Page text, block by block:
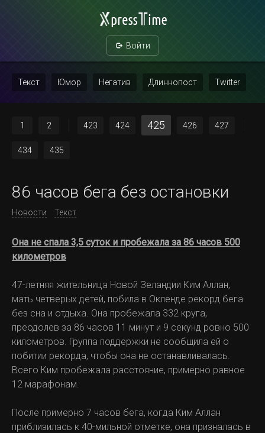
Войти
Текст Юмор Негатив Длиннопост Twitter
1 2 423 424 425 426 427
434 435
86 часов бега без остановки
Новости Текст
Она не спала 3,5 суток и пробежала за 86 часов 500
километров
47-летняя жительница Новой Зеландии Ким Аллан,
мать четверых детей, побила в Окленде рекорд бега
без сна и отдыха. Она пробежала 332 круга,
преодолев за 86 часов 11 минут и 9 секунд ровно 500
километров. Группа поддержки не сообщила ей о
побитии рекорда, чтобы она не останавливалась.
Всего Ким пробежала расстояние, примерно равное
12 марафонам.
После примерно 7 часов бега, когда Ким Аллан
приблизилась к 40-мильной отметке, она призналась в